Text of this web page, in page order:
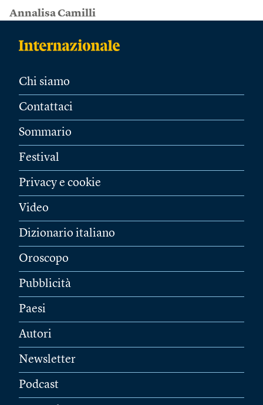
Annalisa Camilli
Chi siamo
Contattaci
Sommario
Festival
Privacy e cookie
Video
Dizionario italiano
Oroscopo
Pubblicità
Paesi
Autori
Newsletter
Podcast